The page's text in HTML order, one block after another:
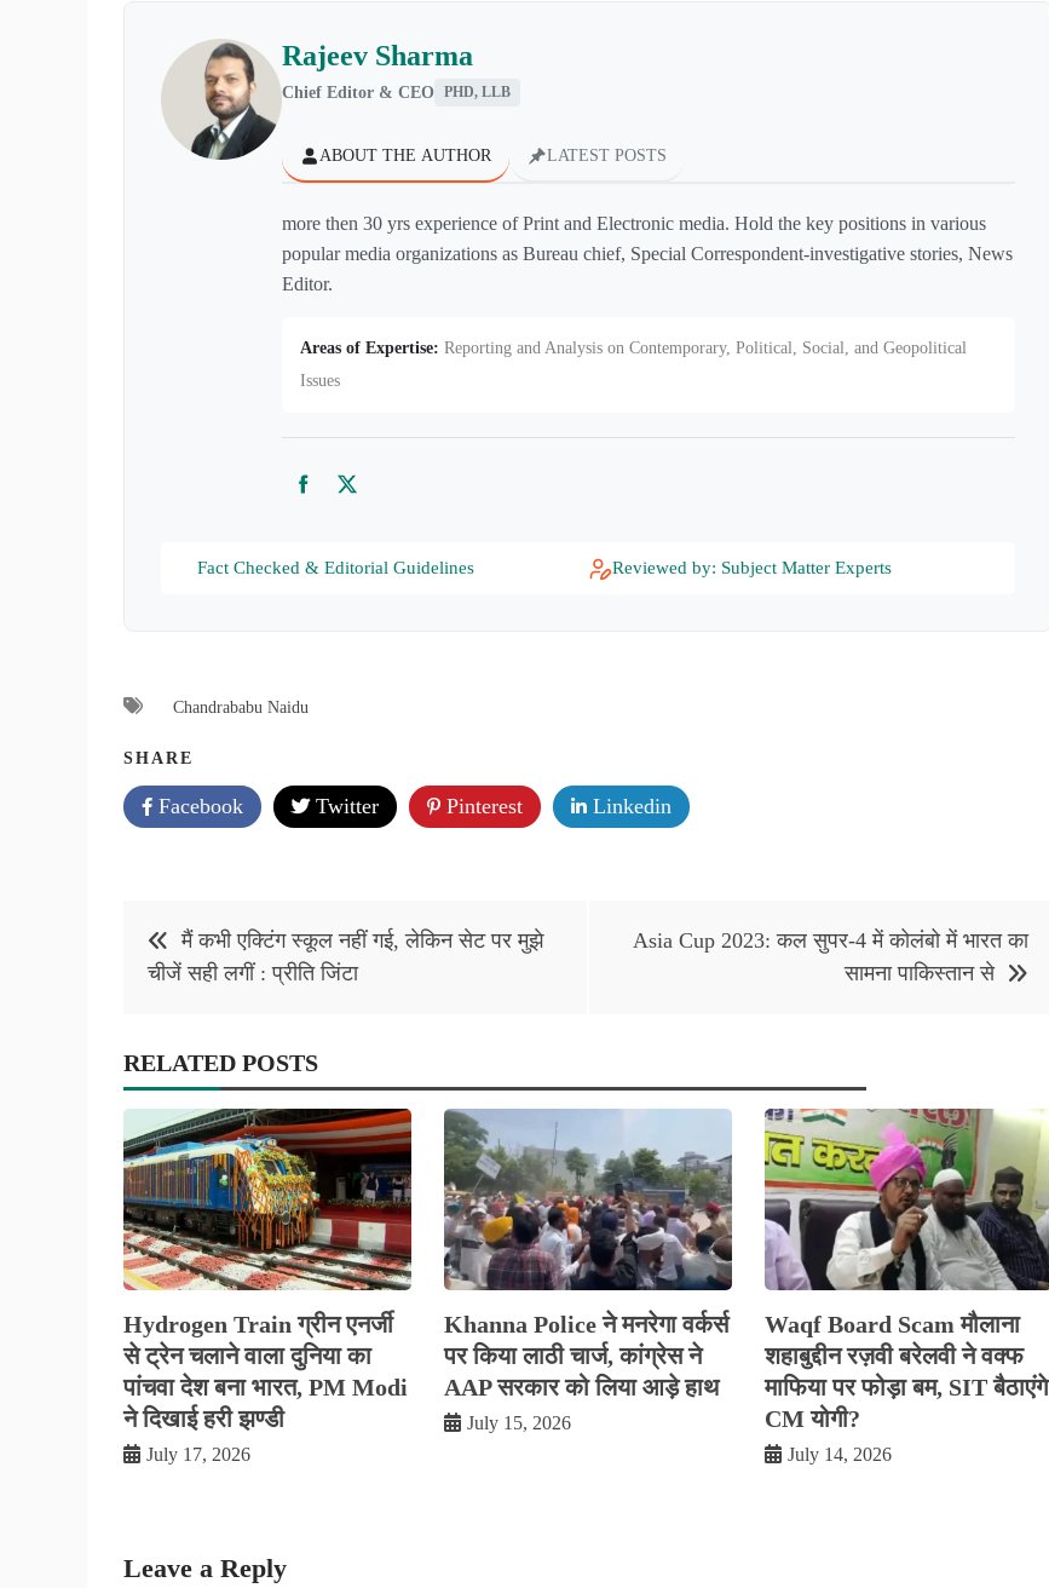
Rajeev Sharma
Chief Editor & CEO PHD, LLB
ABOUT THE AUTHOR LATEST POSTS
more then 30 yrs experience of Print and Electronic media. Hold the key positions in various
popular media organizations as Bureau chief, Special Correspondent-investigative stories, News
Editor.
Areas of Expertise: Reporting and Analysis on Contemporary, Political, Social, and Geopolitical
Issues
FacebookTwitter
Fact Checked & Editorial Guidelines Reviewed by: Subject Matter Experts
Chandrababu Naidu
SHARE
Facebook Twitter Pinterest Linkedin
Post
navigation
मैं कभी एक्टिंग स्कूल नहीं गई, लेकिन सेट पर मुझे
चीजें सही लगीं : प्रीति जिंटा
Asia Cup 2023: कल सुपर-4 में कोलंबो में भारत का
सामना पाकिस्तान से
RELATED POSTS
Hydrogen Train ग्रीन एनर्जी
से ट्रेन चलाने वाला दुनिया का
पांचवा देश बना भारत, PM Modi
ने दिखाई हरी झण्डी
July 17, 2026
Khanna Police ने मनरेगा वर्कर्स
पर किया लाठी चार्ज, कांग्रेस ने
AAP सरकार को लिया आड़े हाथ
July 15, 2026
Waqf Board Scam मौलाना
शहाबुद्दीन रज़वी बरेलवी ने वक्फ
माफिया पर फोड़ा बम, SIT बैठाएंगे
CM योगी?
July 14, 2026
Leave a Reply